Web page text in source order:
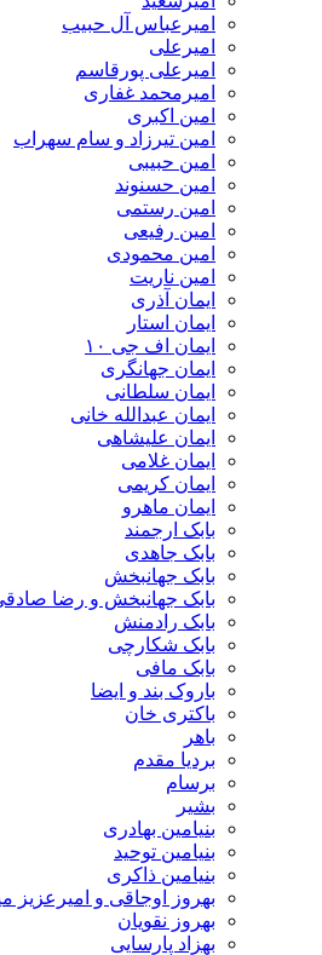
امیرعباس آل حبیب
امیرعلی
امیرعلی پورقاسم
امیرمحمد غفاری
امین اکبری
امین تیرزاد و سام سهراب
امین حبیبی
امین حسنوند
امین رستمی
امین رفیعی
امین محمودی
امین ناریت
ایمان آذری
ایمان استار
ایمان اف جی ۱۰
ایمان جهانگری
ایمان سلطانی
ایمان عبدالله خانی
ایمان علیشاهی
ایمان غلامی
ایمان کریمی
ایمان ماهرو
بابک ارجمند
بابک جاهدی
بابک جهانبخش
بابک جهانبخش و رضا صادقی
بابک رادمنش
بابک شکارچی
بابک مافی
باروک بند و ایضا
باکتری خان
باهر
بردیا مقدم
برسام
بشیر
بنیامین بهادری
بنیامین توحید
بنیامین ذاکری
بهروز اوجاقی و امیرعزیز میرزاده
بهروز نقویان
بهزاد پارسایی